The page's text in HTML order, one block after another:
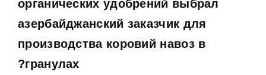
органических удобрений выбрал
азербайджанский заказчик для
производства коровий навоз в
гранулах
?